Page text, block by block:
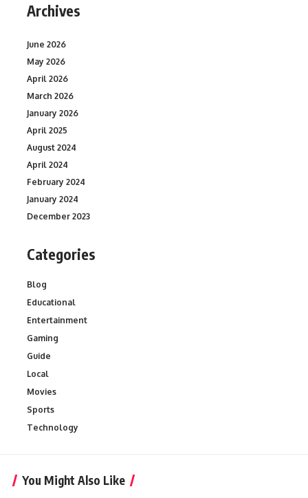
Archives
June 2026
May 2026
April 2026
March 2026
January 2026
April 2025
August 2024
April 2024
February 2024
January 2024
December 2023
Categories
Blog
Educational
Entertainment
Gaming
Guide
Local
Movies
Sports
Technology
You Might Also Like